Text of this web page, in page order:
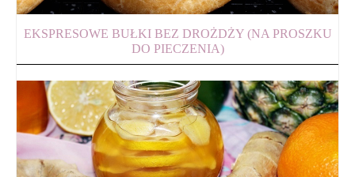
EKSPRESOWE BUŁKI BEZ DROŻDŻY (NA PROSZKU
DO PIECZENIA)